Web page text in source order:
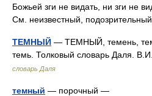
Божьей зги не видать, ни зги не
См. неизвестный,
ТЕМНЫЙ — ТЕМНЫЙ, темень,
темь. Толковый словарь Даля.
словарь Даля
темный — порочный —